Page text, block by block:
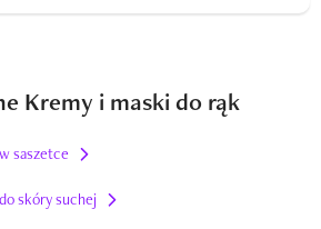
Kremy i maski do rąk
saszetce
skóry suchej